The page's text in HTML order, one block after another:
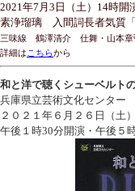
2021年7月3日（土）14時開
素浄瑠璃 入間詞長者気質
三味線 鶴澤清介 仕舞・山本章
詳細は こちらから
和と洋で聴くシューベルト
兵庫県立芸術文化センター
２０２１年６月２６日（土
午後１時30分開演・午後５